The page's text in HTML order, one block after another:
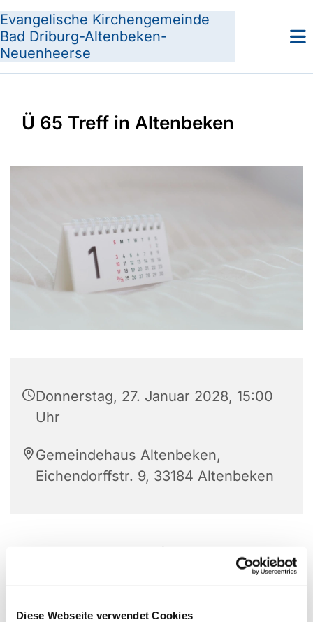
Diese Webseite verwendet Cookies
Evangelische Kirchengemeinde
Bad Driburg-Altenbeken-
Neuenheerse
Ü 65 Treff in Altenbeken
Donnerstag, 27. Januar 2028, 15:00
Uhr
Gemeindehaus Altenbeken,
Eichendorffstr. 9, 33184 Altenbeken
Ansprechpartner: T. Kraft, Tel.: 05255 281 021